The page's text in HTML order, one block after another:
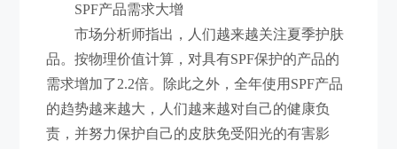
SPF产品需求大增
市场分析师指出，人们越来越关注夏季护肤
品。按物理价值计算，对具有SPF保护的产品的
需求增加了2.2倍。除此之外，全年使用SPF产品
的趋势越来越大，人们越来越对自己的健康负
责，并努力保护自己的皮肤免受阳光的有害影